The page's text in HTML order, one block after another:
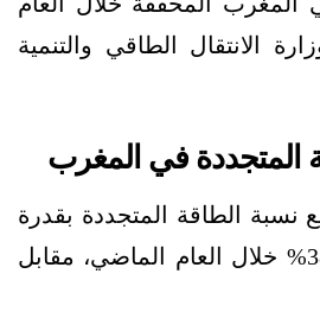
الانتقال الطاقي والتنمية
المتجددة في المغرب
الطاقة المتجددة بقدرة
توليد الكهرباء إلى 38% خلال العام الماضي، مقابل